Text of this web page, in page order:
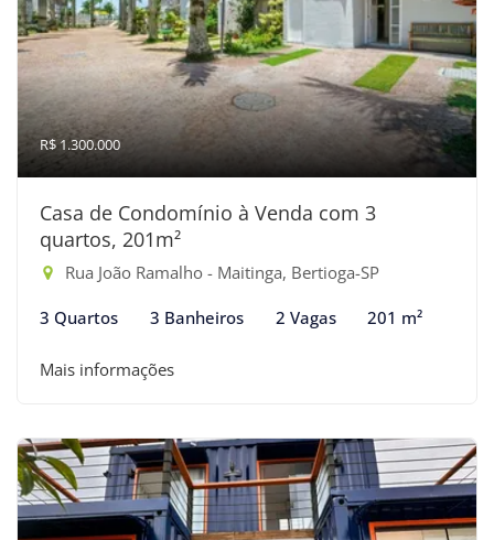
R$ 1.300.000
Casa de Condomínio à Venda com 3
quartos, 201m²
Rua João Ramalho - Maitinga, Bertioga-SP
3 Quartos 3 Banheiros 2 Vagas 201 m²
Mais informações